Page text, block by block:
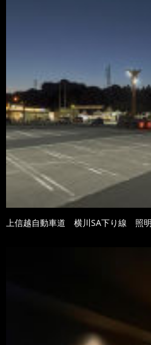
上信越自動車道 横川SA下り線 照